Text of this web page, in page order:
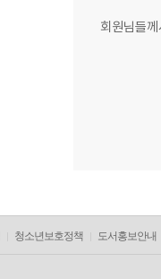
회원님들
청소년보호정책 도서홍보안내